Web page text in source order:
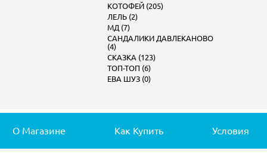
КОТОФЕЙ (205)
ЛЕЛЬ (2)
МД (7)
САНДАЛИКИ ДАВЛЕКАНОВО
(4)
СКАЗКА (123)
ТОП-ТОП (6)
ЕВА ШУЗ (0)
О Магазине Как Купить Условия